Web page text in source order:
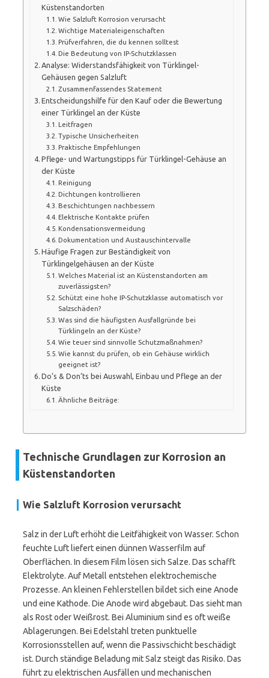
Küstenstandorten
Wie Salzluft Korrosion verursacht
Wichtige Materialeigenschaften
Prüfverfahren, die du kennen solltest
Die Bedeutung von IP-Schutzklassen
Analyse: Widerstandsfähigkeit von Türklingel-
Gehäusen gegen Salzluft
Zusammenfassendes Statement
Entscheidungshilfe für den Kauf oder die Bewertung
einer Türklingel an der Küste
Leitfragen
Typische Unsicherheiten
Praktische Empfehlungen
Pflege- und Wartungstipps für Türklingel-Gehäuse an
der Küste
Reinigung
Dichtungen kontrollieren
Beschichtungen nachbessern
Elektrische Kontakte prüfen
Kondensationsvermeidung
Dokumentation und Austauschintervalle
Häufige Fragen zur Beständigkeit von
Türklingelgehäusen an der Küste
Welches Material ist an Küstenstandorten am
zuverlässigsten?
Schützt eine hohe IP-Schutzklasse automatisch vor
Salzschäden?
Was sind die häufigsten Ausfallgründe bei
Türklingeln an der Küste?
Wie teuer sind sinnvolle Schutzmaßnahmen?
Wie kannst du prüfen, ob ein Gehäuse wirklich
geeignet ist?
Do’s & Don’ts bei Auswahl, Einbau und Pflege an der
Küste
Ähnliche Beiträge:
Technische Grundlagen zur Korrosion an
Küstenstandorten
Wie Salzluft Korrosion verursacht
Salz in der Luft erhöht die Leitfähigkeit von Wasser. Schon
feuchte Luft liefert einen dünnen Wasserfilm auf
Oberflächen. In diesem Film lösen sich Salze. Das schafft
Elektrolyte. Auf Metall entstehen elektrochemische
Prozesse. An kleinen Fehlerstellen bildet sich eine Anode
und eine Kathode. Die Anode wird abgebaut. Das sieht man
als Rost oder Weißrost. Bei Aluminium sind es oft weiße
Ablagerungen. Bei Edelstahl treten punktuelle
Korrosionsstellen auf, wenn die Passivschicht beschädigt
ist. Durch ständige Beladung mit Salz steigt das Risiko. Das
führt zu elektrischen Ausfällen und mechanischen